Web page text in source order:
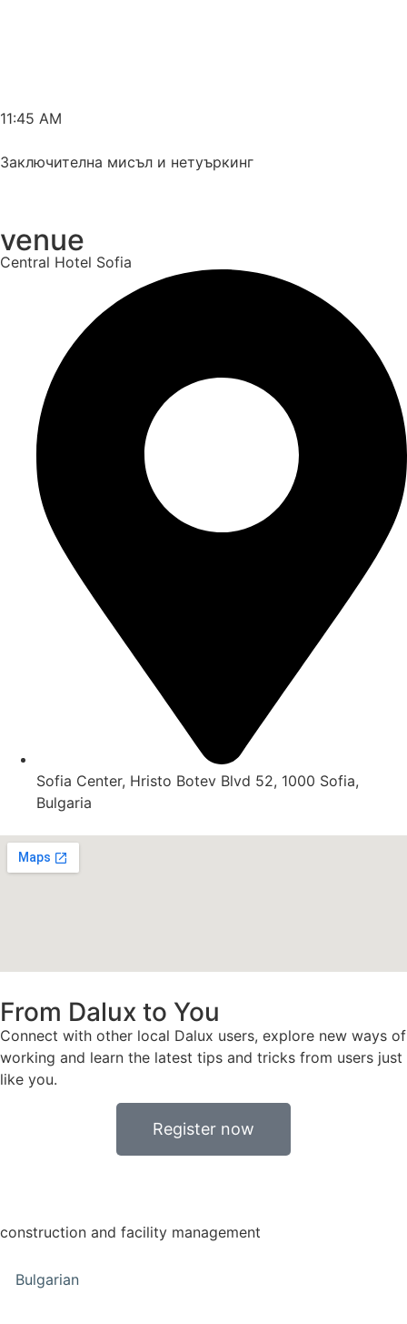
11:45 AM
Заключителна мисъл и нетуъркинг
venue
Central Hotel Sofia
Sofia Center, Hristo Botev Blvd 52, 1000 Sofia,
Bulgaria
From Dalux to You
Connect with other local Dalux users, explore new ways of
working and learn the latest tips and tricks from users just
like you.
Register now
construction and facility management
Bulgarian